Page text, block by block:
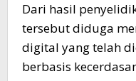
Dari hasil
tersebut diduga
digital yang telah
berbasis